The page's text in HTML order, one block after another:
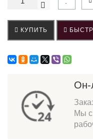
КУПИТЬ
Он-
Мы с